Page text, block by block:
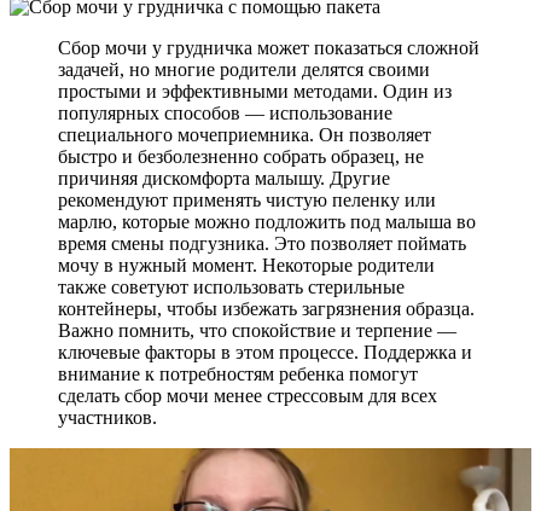
Сбор мочи у грудничка может показаться сложной
задачей, но многие родители делятся своими
простыми и эффективными методами. Один из
популярных способов — использование
специального мочеприемника. Он позволяет
быстро и безболезненно собрать образец, не
причиняя дискомфорта малышу. Другие
рекомендуют применять чистую пеленку или
марлю, которые можно подложить под малыша во
время смены подгузника. Это позволяет поймать
мочу в нужный момент. Некоторые родители
также советуют использовать стерильные
контейнеры, чтобы избежать загрязнения образца.
Важно помнить, что спокойствие и терпение —
ключевые факторы в этом процессе. Поддержка и
внимание к потребностям ребенка помогут
сделать сбор мочи менее стрессовым для всех
участников.